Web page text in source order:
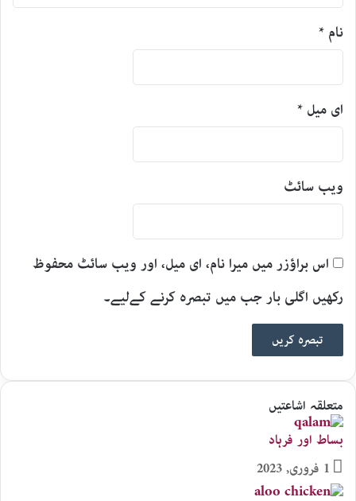
نام *
ای میل *
ویب‌ سائٹ
اس براؤزر میں میرا نام، ای میل، اور ویب سائٹ محفوظ
رکھیں اگلی بار جب میں تبصرہ کرنے کےلیے۔
متعلقہ اشاعتیں
بساط اور فرہاد
1 فروری, 2023